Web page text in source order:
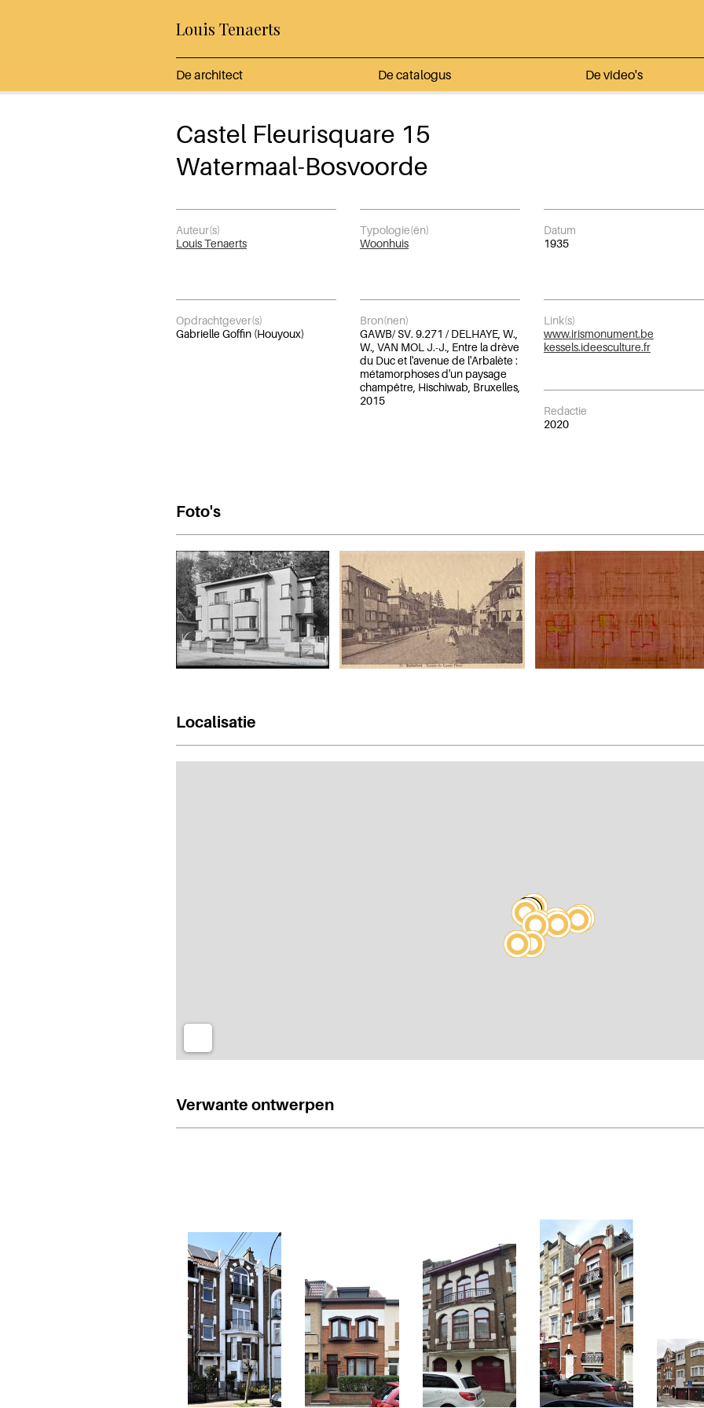
Louis Tenaerts
De architect De catalogus De video's
Castel Fleurisquare 15
Watermaal-Bosvoorde
Auteur(s)
Louis Tenaerts
Typologie(ën)
Woonhuis
Datum
1935
Opdrachtgever(s)
Gabrielle Goffin (Houyoux)
Bron(nen)
GAWB/ SV. 9.271 / DELHAYE, W.,
W., VAN MOL J.-J., Entre la drève
du Duc et l'avenue de l'Arbalète :
métamorphoses d'un paysage
champêtre, Hischiwab, Bruxelles,
2015
Link(s)
www.irismonument.be
kessels.ideesculture.fr
Redactie
2020
Foto's
Localisatie
Verwante ontwerpen